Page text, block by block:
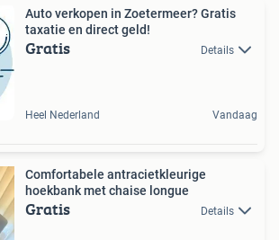
Auto verkopen in Zoetermeer? Gratis
taxatie en direct geld!
Gratis Details
Heel Nederland Vandaag
Comfortabele antracietkleurige
hoekbank met chaise longue
Gratis Details